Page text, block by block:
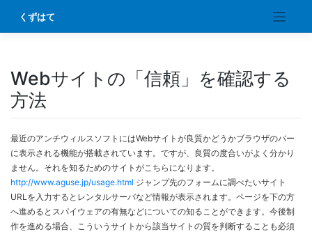
content
くずはて
Webサイトの「信頼」を確認する
方法
最近のアンチウィルスソフトにはWebサイトが良質かどうかブラウザのバー
に表示される機能が搭載されています。ですが、良質の度合いがよく分かり
ません。それを知るためのサイトがこちらになります。
http://www.aguse.jp/usage.html ジャンプ先のフォームに調べたいサイト
URLを入力するとレンタルサーバなど情報が表示されます。ページを下の方
へ進めるとスパイウェアの有無などについての知ることができます。今後制
作を進める場合、こういうサイトから該当サイトの質を判断することも必須